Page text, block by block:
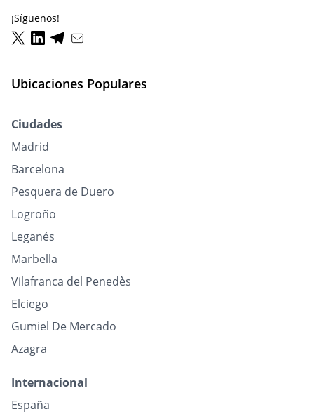
¡Síguenos!
Ubicaciones Populares
Ciudades
Madrid
Barcelona
Pesquera de Duero
Logroño
Leganés
Marbella
Vilafranca del Penedès
Elciego
Gumiel De Mercado
Azagra
Internacional
España